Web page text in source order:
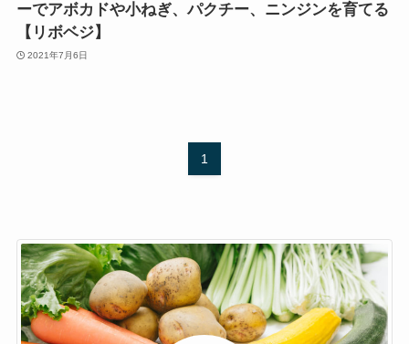
ーでアボカドや小ねぎ、パクチー、ニンジンを育てる
【リボベジ】
2021年7月6日
1